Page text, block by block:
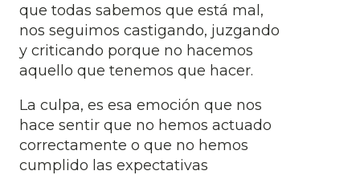
que todas sabemos que está mal,
nos seguimos castigando, juzgando
y criticando porque no hacemos
aquello que tenemos que hacer.
La culpa, es esa emoción que nos
hace sentir que no hemos actuado
correctamente o que no hemos
cumplido las expectativas